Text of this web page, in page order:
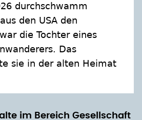
durchschwamm
den USA den
die Tochter eines
Das
sie in der alten Heimat
im Bereich Gesellschaft